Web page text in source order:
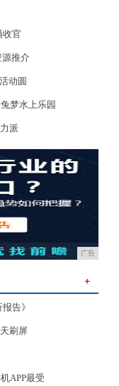
收官
推介
动圆
梦水上乐园
派
广告
＋
告》
刷屏
APP最受